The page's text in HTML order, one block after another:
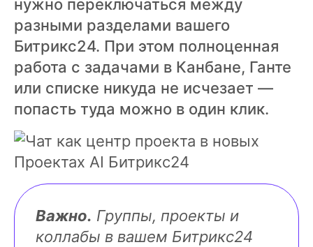
нужно переключаться между
разными разделами вашего
Битрикс24. При этом полноценная
работа с задачами в Канбане, Ганте
или списке никуда не исчезает —
попасть туда можно в один клик.
Важно. Группы, проекты и
коллабы в вашем Битрикс24